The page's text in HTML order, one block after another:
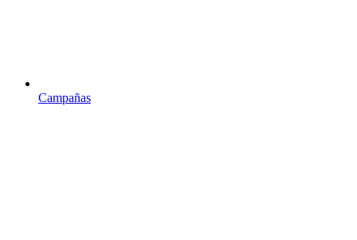
Campañas